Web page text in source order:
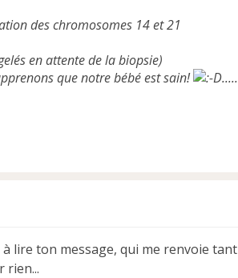
des chromosomes 14 et 21
en attente de la biopsie)
que notre bébé est sain!
.....
lire ton message, qui me renvoie tant
rien...